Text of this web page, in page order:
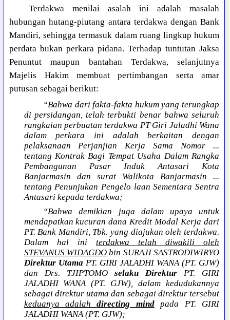
Terdakwa menilai asalah ini adalah masalah
hubungan hutang-piutang antara terdakwa dengan Bank
Mandiri, sehingga termasuk dalam ruang lingkup hukum
perdata bukan perkara pidana. Terhadap tuntutan Jaksa
Penuntut maupun bantahan Terdakwa, selanjutnya
Majelis Hakim membuat pertimbangan serta amar
putusan sebagai berikut:
“Bahwa dari fakta-fakta hukum yang terungkap
di persidangan, telah terbukti benar bahwa seluruh
rangkaian perbuatan terdakwa PT Giri Jaladhi Wana
dalam perkara ini adalah berkaitan dengan
pelaksanaan Perjanjian Kerja Sama Nomor ...
tentang Kontrak Bagi Tempat Usaha Dalam Rangka
Pembangunan Pasar Induk Antasari Kota
Banjarmasin dan surat Walikota Banjarmasin ...
tentang Penunjukan Pengelo laan Sementara Sentra
Antasari kepada terdakwa;
“Bahwa demikian juga dalam upaya untuk
mendapatkan kucuran dana Kredit Modal Kerja dari
PT. Bank Mandiri, Tbk. yang diajukan oleh terdakwa.
Dalam hal ini terdakwa telah diwakili oleh
STEVANUS WIDAGDObin SURAJI SASTRODIWIRYO
Direktur Utama PT. GIRI JALADHI WANA (PT. GJW)
dan Drs. TJIPTOMO selaku DirekturPT. GIRI
JALADHI WANA (PT. GJW), dalam kedudukannya
sebagai direktur utama dan sebagai direktur tersebut
keduanya adalahdirecting mindpada PT. GIRI
JALADHI WANA (PT. GJW);